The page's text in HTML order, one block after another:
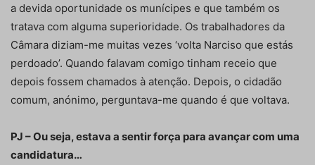
a devida oportunidade os munícipes e que também os
tratava com alguma superioridade. Os trabalhadores da
Câmara diziam-me muitas vezes ‘volta Narciso que estás
perdoado’. Quando falavam comigo tinham receio que
depois fossem chamados à atenção. Depois, o cidadão
comum, anónimo, perguntava-me quando é que voltava.
PJ – Ou seja, estava a sentir força para avançar com uma
candidatura…